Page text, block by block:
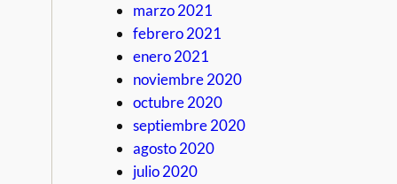
marzo 2021
febrero 2021
enero 2021
noviembre 2020
octubre 2020
septiembre 2020
agosto 2020
julio 2020